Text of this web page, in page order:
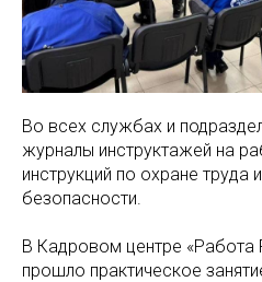
Во всех службах и
журналы инструктажей на
инструкций по охране труда
безопасности.
В Кадровом центре
прошло практическое